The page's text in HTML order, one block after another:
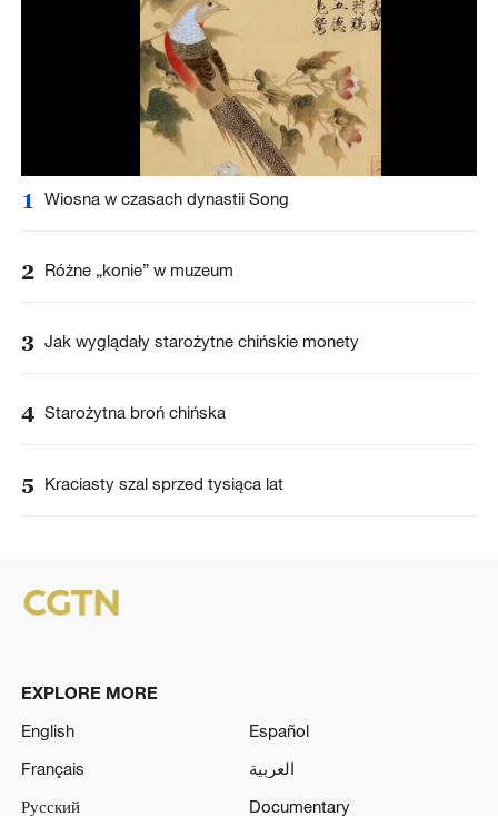
1 Wiosna w czasach dynastii Song
2 Różne „konie” w muzeum
3 Jak wyglądały starożytne chińskie monety
4 Starożytna broń chińska
5 Kraciasty szal sprzed tysiąca lat
EXPLORE MORE
English
Español
Français
العربية
Русский
Documentary